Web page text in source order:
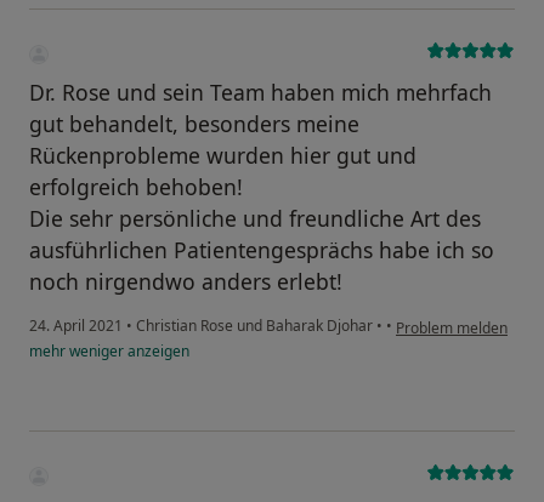
Dr. Rose und sein Team haben mich mehrfach
gut behandelt, besonders meine
Rückenprobleme wurden hier gut und
erfolgreich behoben!
Die sehr persönliche und freundliche Art des
ausführlichen Patientengesprächs habe ich so
noch nirgendwo anders erlebt!
24. April 2021 • Christian Rose und Baharak Djohar • • Problem melden
mehrwenigeranzeigen